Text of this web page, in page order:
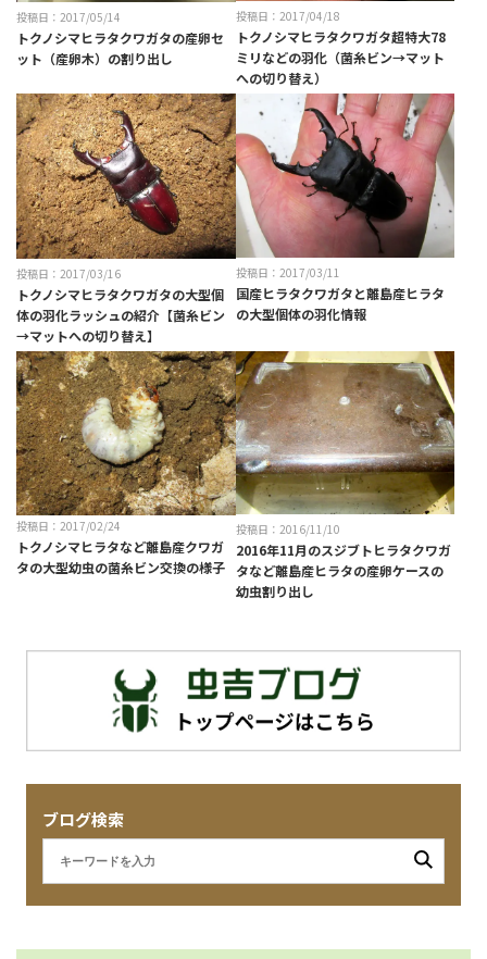
投稿日：2017/05/14
トクノシマヒラタクワガタの産卵セ
ット（産卵木）の割り出し
投稿日：2017/04/18
トクノシマヒラタクワガタ超特大78
ミリなどの羽化（菌糸ビン→マット
への切り替え）
投稿日：2017/03/16
トクノシマヒラタクワガタの大型個
体の羽化ラッシュの紹介【菌糸ビン
→マットへの切り替え】
投稿日：2017/03/11
国産ヒラタクワガタと離島産ヒラタ
の大型個体の羽化情報
投稿日：2017/02/24
トクノシマヒラタなど離島産クワガ
タの大型幼虫の菌糸ビン交換の様子
投稿日：2016/11/10
2016年11月のスジブトヒラタクワガ
タなど離島産ヒラタの産卵ケースの
幼虫割り出し
ブログ検索